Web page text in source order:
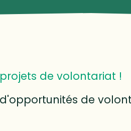
de volontariat !
de